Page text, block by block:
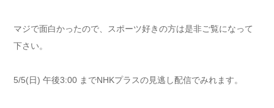
マジで面白かったので、スポーツ好きの方は是非ご覧になって
下さい。
5/5(日) 午後3:00 までNHKプラスの見逃し配信でみれます。